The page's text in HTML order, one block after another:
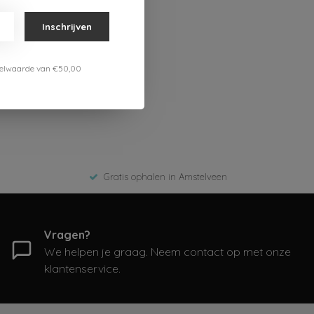
Gratis ophalen in Amstelveen
Vragen?
We helpen je graag. Neem contact op met onze
klantenservice.
Inschrijven
van €50,00